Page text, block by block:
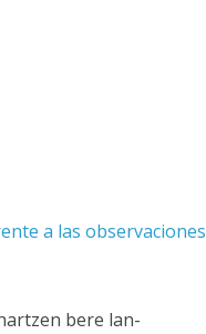
a las observaciones
bere lan-